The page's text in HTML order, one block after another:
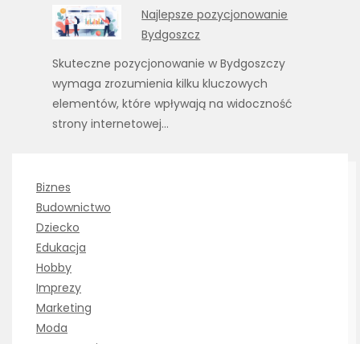
Najlepsze pozycjonowanie
Bydgoszcz
Skuteczne pozycjonowanie w Bydgoszczy
wymaga zrozumienia kilku kluczowych
elementów, które wpływają na widoczność
strony internetowej…
Biznes
Budownictwo
Dziecko
Edukacja
Hobby
Imprezy
Marketing
Moda